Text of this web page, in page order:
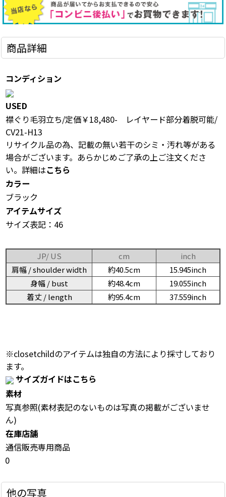
商品詳細
コンディション
USED
襟ぐり毛羽立ち/定価￥18,480- レイヤード部分着脱可能/
CV21-H13
リサイクル品の為、記載の無い若干のシミ・汚れ等がある
場合がございます。あらかじめご了承の上ご注文くださ
い。詳細はこちら
カラー
ブラック
アイテムサイズ
サイズ表記：46
JP/ US cm
inch
肩幅 / shoulder width
約40.5cm
15.945inch
身幅 / bust
約48.4cm
19.055inch
着丈 / length
約95.4cm 37.559inch
※closetchildのアイテムは独自の方法により採寸しており
ます。
サイズガイドはこちら
素材
写真参照(素材表記のないものは写真の掲載がございませ
ん)
在庫店舗
通信販売専用商品
0
他の写真